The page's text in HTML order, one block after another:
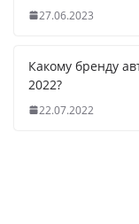
27.06.2023
Какому бренду
2022?
22.07.2022